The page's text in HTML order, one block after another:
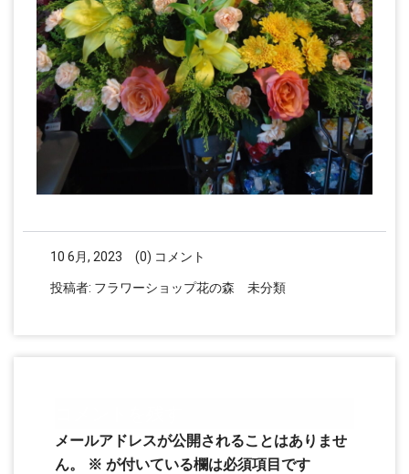
10 6月, 2023 (0) コメント
投稿者: フラワーショップ花の森 未分類
メールアドレスが公開されることはありませ
ん。
※ が付いている欄は必須項目です